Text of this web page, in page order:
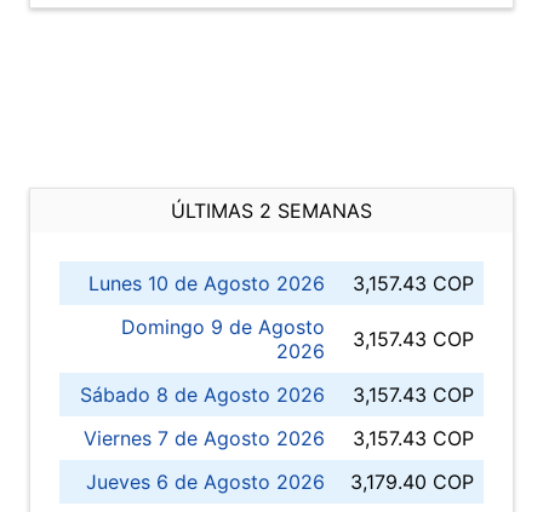
ÚLTIMAS 2 SEMANAS
Lunes 10 de Agosto 2026
3,157.43 COP
Domingo 9 de Agosto
2026
3,157.43 COP
Sábado 8 de Agosto 2026
3,157.43 COP
Viernes 7 de Agosto 2026
3,157.43 COP
Jueves 6 de Agosto 2026
3,179.40 COP